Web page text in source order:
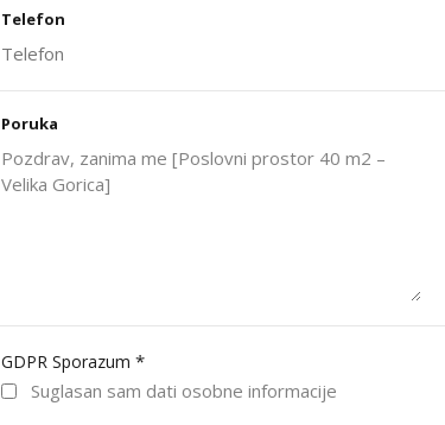
Telefon
Poruka
GDPR Sporazum *
Suglasan sam dati osobne informacije